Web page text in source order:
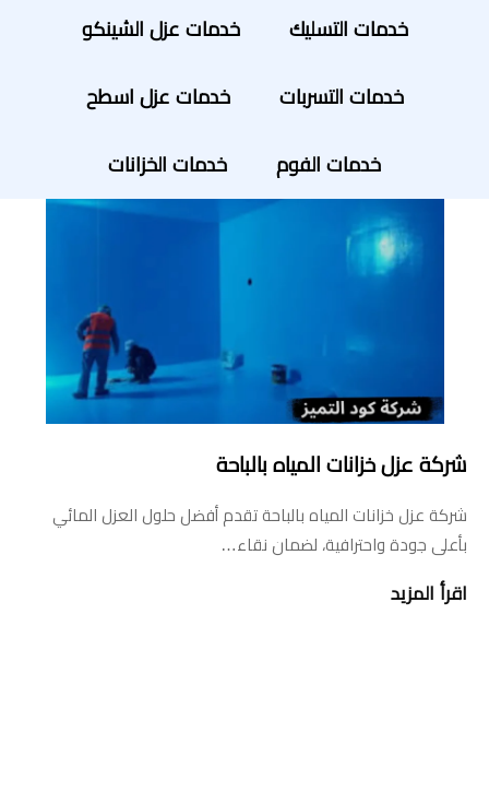
خدمات التسليك خدمات عزل الشينكو
خدمات التسربات خدمات عزل اسطح
خدمات الفوم خدمات الخزانات
شركة عزل خزانات المياه بالباحة
شركة عزل خزانات المياه بالباحة تقدم أفضل حلول العزل المائي
بأعلى جودة واحترافية، لضمان نقاء…
اقرأ المزيد